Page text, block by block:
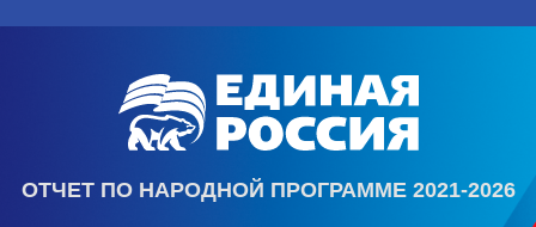
ОТЧЕТ ПО НАРОДНОЙ ПРОГРАММЕ 2021-2026